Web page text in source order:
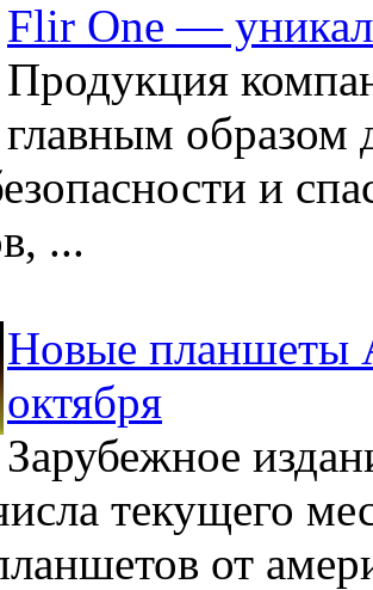
Flir One —
Продукция
главным образом
и
...
Новые планшеты
октября
Зарубежное
текущего
от